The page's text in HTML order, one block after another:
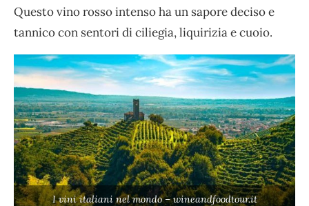
Questo vino rosso intenso ha un sapore deciso e
tannico con sentori di ciliegia, liquirizia e cuoio.
I vini italiani nel mondo – wineandfoodtour.it